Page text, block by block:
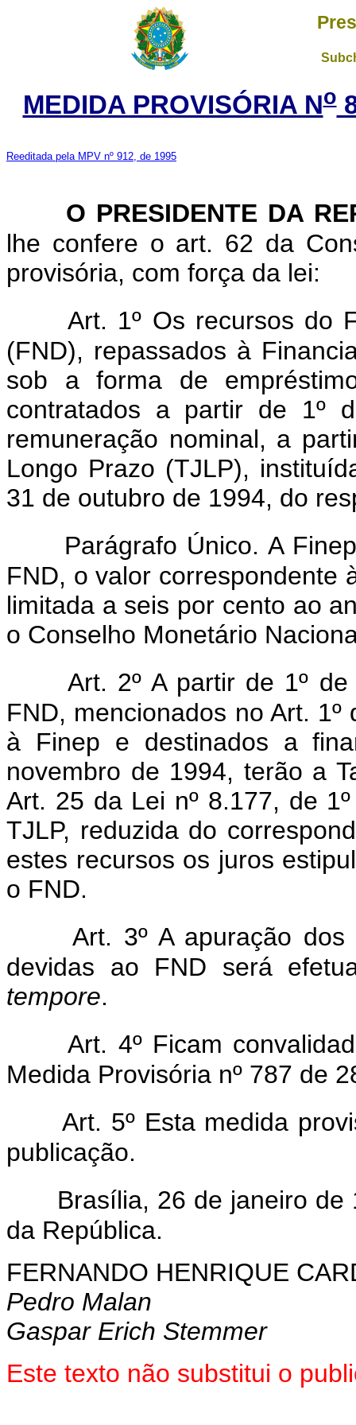
MEDIDA PROVISÓRIA No
Reeditada pela MPV nº 912, de 1995
O PRESIDENTE DA
lhe confere o art. 62 da
provisória, com força da lei:
Art. 1º Os recursos do
(FND), repassados à
sob a forma de
contratados a partir de 1º
remuneração nominal, a
Longo Prazo (TJLP),
31 de outubro de 1994, do
Parágrafo Único. A
FND, o valor correspondente
limitada a seis por cento ao
o Conselho Monetário
Art. 2º A partir de 1º
FND, mencionados no Art.
à Finep e destinados a
novembro de 1994, terão a
Art. 25 da Lei nº 8.177, de
TJLP, reduzida do
estes recursos os juros
o FND.
Art. 3º A apuração
devidas ao FND será
tempore.
Art. 4º Ficam
Medida Provisória nº 787 de
Art. 5º Esta medida
publicação.
Brasília, 26 de janeiro de
da República.
FERNANDO HENRIQUE
Pedro Malan
Gaspar Erich Stemmer
Este texto não substitui o